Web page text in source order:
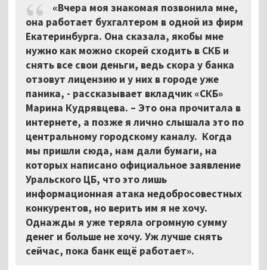
«Вчера моя знакомая позвонила мне,
она работает бухгалтером в одной из фирм
Екатеринбурга. Она сказала, якобы мне
нужно как можно скорей сходить в СКБ и
снять все свои деньги, ведь скора у банка
отзовут лицензию и у них в городе уже
паника, - рассказывает вкладчик «СКБ»
Марина Кудрявцева. – Это она прочитала в
интернете, а позже я лично слышала это по
центральному городскому каналу. Когда
мы пришли сюда, нам дали бумаги, на
которых написано официальное заявление
Уральского ЦБ, что это лишь
информационная атака недобросовестных
конкурентов, но верить им я не хочу.
Однажды я уже теряла огромную сумму
денег и больше не хочу. Уж лучше снять
сейчас, пока банк ещё работает».